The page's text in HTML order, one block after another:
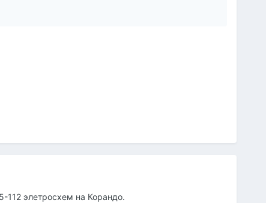
112 элетросхем на Корандо.